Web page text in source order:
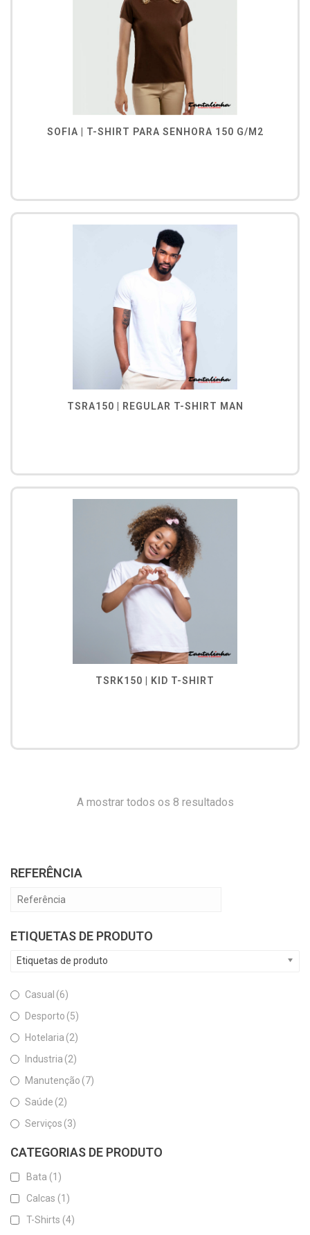
SOFIA | T-SHIRT PARA SENHORA 150 G/M2
TSRA150 | REGULAR T-SHIRT MAN
TSRK150 | KID T-SHIRT
A mostrar todos os 8 resultados
REFERÊNCIA
ETIQUETAS DE PRODUTO
Etiquetas de produto
Casual (6)
Desporto (5)
Hotelaria (2)
Industria (2)
Manutenção (7)
Saúde (2)
Serviços (3)
CATEGORIAS DE PRODUTO
Bata (1)
Calcas (1)
T-Shirts (4)